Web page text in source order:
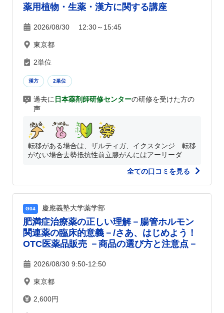
薬用植物・生薬・漢方に関する講座
2026/08/30 12:30～15:45
東京都
2単位
漢方 2単位
過去に 日本薬剤師研修センターの研修を受けた方の
声
転移がある場合は、ザルティガ、イクスタンジ 転移
がない場合去勢抵抗性前立腺がんにはアーリーダ ...
全ての口コミを見る
G04 慶應義塾大学薬学部
肥満症治療薬の正しい理解－腸管ホルモン
関連薬の臨床的意義－/さあ、はじめよう！
OTC医薬品販売 －商品の選び方と注意点－
2026/08/30 9:50-12:50
東京都
2,600円